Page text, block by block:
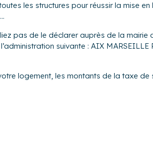
les structures pour réussir la mise
pas de le déclarer auprès de la
suivante : AIX MARSEILLE
logement, les montants de la taxe de